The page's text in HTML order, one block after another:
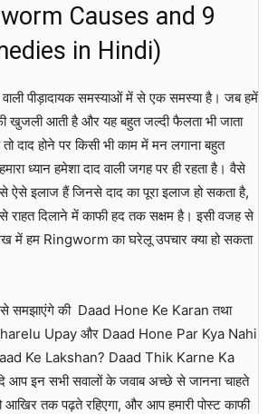
Causes and 9
in Hindi)
वाली पीड़ादायक समस्याओं में से एक समस्या है। जब हमें
खुजली आती है और यह बहुत जल्दी फैलता भी जाता
दाद होने पर किसी भी काम में मन लगाना बहुत
ध्यान हमेशा दाद वाली जगह पर ही रहता है। वैसे
से ऐसे इलाज हैं जिनसे दाद का पूरा इलाज हो सकता है,
राहत दिलाने में काफी हद तक सक्षम है। इसी वजह से
में हम Ringworm का घरेलू उपचार क्या हो सकता
से समझाएंगे की Daad Hone Ke Karan तथा
Upay और Daad Hone Par Kya Nahi
Ke Lakshan? Daad Thik Karne Ka
इन सभी सवालों के जवाब अच्छे से जानना चाहते
आखिर तक पढ़ते रहिएगा, और आप हमारी पोस्ट काफी